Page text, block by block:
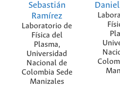
Sebastián
Ramírez
Laboratorio de
Física del
Plasma,
Universidad
Nacional de
Colombia Sede
Manizales